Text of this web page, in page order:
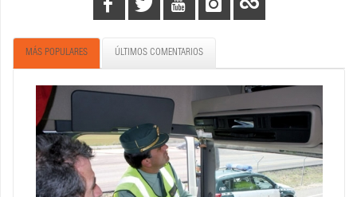
MÁS POPULARES ÚLTIMOS COMENTARIOS